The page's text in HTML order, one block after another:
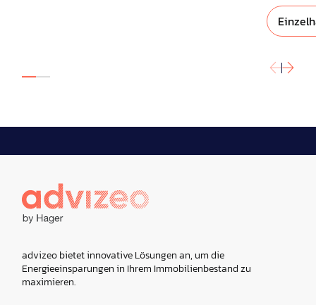
advizeo bietet innovative Lösungen an, um die
Energieeinsparungen in Ihrem Immobilienbestand zu
maximieren.